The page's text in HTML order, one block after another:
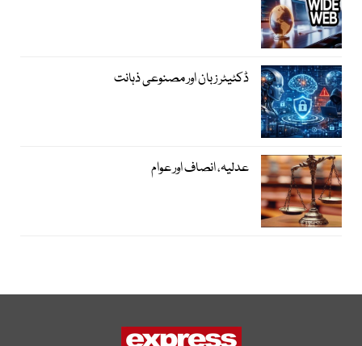
ڈکٹیٹر زبان اور مصنوعی ذہانت
عدلیہ، انصاف اور عوام